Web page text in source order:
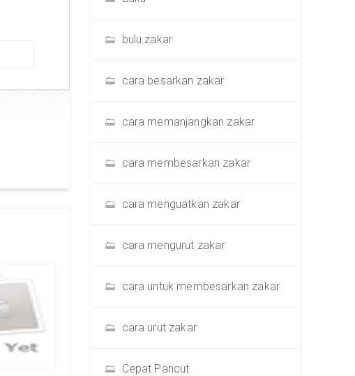
bulu zakar
cara besarkan zakar
cara memanjangkan zakar
cara membesarkan zakar
cara menguatkan zakar
cara mengurut zakar
cara untuk membesarkan zakar
cara urut zakar
Cepat Pancut